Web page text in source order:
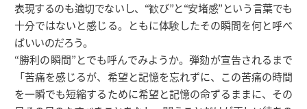
表現するのも適切でないし、“歓び”と“安堵感”という言葉でも
十分ではないと感じる。ともに体験したその瞬間を何と呼べ
ばいいのだろう。
“勝利の瞬間”とでも呼んでみようか。弾劾が宣告されるまで
「苦痛を感じるが、希望と記憶を忘れずに、この苦痛の時間
を一瞬でも短縮するために希望と記憶の命ずるままに、その